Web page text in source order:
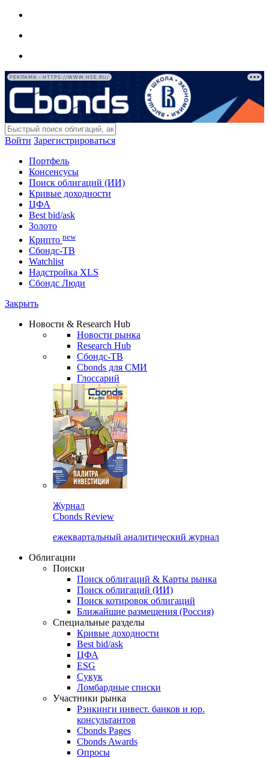
РЕКЛАМА • HTTPS://WWW.HSE.RU/
Войти Зарегистрироваться
Портфель
Консенсусы
Поиск облигаций (ИИ)
Кривые доходности
ЦФА
Best bid/ask
Золото
Крипто new
Сбондс-ТВ
Watchlist
Надстройка XLS
Сбондс Люди
Закрыть
Новости & Research Hub
Новости рынка
Research Hub
Сбондс-ТВ
Cbonds для СМИ
Глоссарий
Журнал
Cbonds Review
ежеквартальный аналитический журнал
Облигации
Поиски
Поиск облигаций & Карты рынка
Поиск облигаций (ИИ)
Поиск котировок облигаций
Ближайшие размещения (Россия)
Специальные разделы
Кривые доходности
Best bid/ask
ЦФА
ESG
Сукук
Ломбардные списки
Участники рынка
Рэнкинги инвест. банков и юр.
консультантов
Cbonds Pages
Cbonds Awards
Опросы